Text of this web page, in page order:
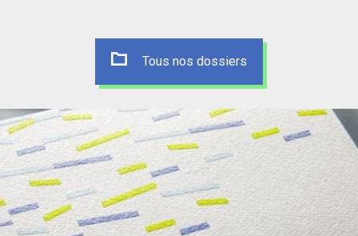
Tous nos dossiers